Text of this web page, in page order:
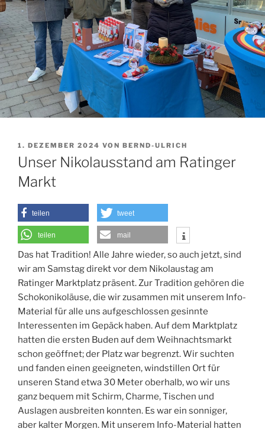
VERÖFFENTLICHT
AM
1. DEZEMBER 2024 VON BERND-ULRICH
Unser Nikolausstand am Ratinger
Markt
teilen tweet
teilen mail
Das hat Tradition! Alle Jahre wieder, so auch jetzt, sind
wir am Samstag direkt vor dem Nikolaustag am
Ratinger Marktplatz präsent. Zur Tradition gehören die
Schokonikoläuse, die wir zusammen mit unserem Info-
Material für alle uns aufgeschlossen gesinnte
Interessenten im Gepäck haben. Auf dem Marktplatz
hatten die ersten Buden auf dem Weihnachtsmarkt
schon geöffnet; der Platz war begrenzt. Wir suchten
und fanden einen geeigneten, windstillen Ort für
unseren Stand etwa 30 Meter oberhalb, wo wir uns
ganz bequem mit Schirm, Charme, Tischen und
Auslagen ausbreiten konnten. Es war ein sonniger,
aber kalter Morgen. Mit unserem Info-Material hatten